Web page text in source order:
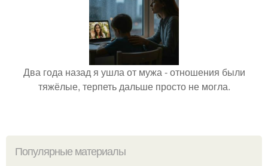
Два года назад я ушла от мужа - отношения были
тяжёлые, терпеть дальше просто не могла.
Популярные материалы